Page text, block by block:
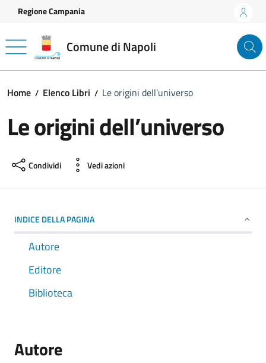
Vai ai contenuti
Vai al footer
Regione Campania
Comune di Napoli
Home Elenco Libri Le origini dell’universo
Le origini dell’universo
Condividi Vedi azioni
INDICE DELLA PAGINA
Autore
Editore
Biblioteca
Autore